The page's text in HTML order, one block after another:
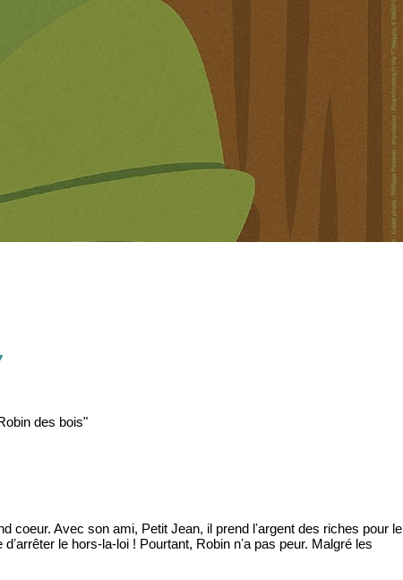
des bois"
coeur. Avec son ami, Petit Jean, il prend lʼargent des riches pour le
le hors-la-loi ! Pourtant, Robin nʼa pas peur. Malgré les